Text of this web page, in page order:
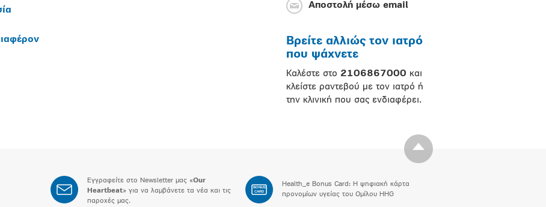
Αποστολή μέσω email
Βρείτε αλλιώς τον ιατρό
που ψάχνετε
Καλέστε στο 2106867000 και
κλείστε ραντεβού με τον ιατρό ή
την κλινική που σας ενδιαφέρει.
Εγγραφείτε στο Newsletter μας «Our
Heartbeat» για να λαμβάνετε τα νέα και τις
παροχές μας.
BONUS
CARD
Health_e Bonus Card: H ψηφιακή κάρτα
προνομίων υγείας του Ομίλου HHG